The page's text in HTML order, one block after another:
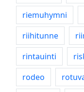
riemuhymni
riihitunne
rintauinti
rodeo